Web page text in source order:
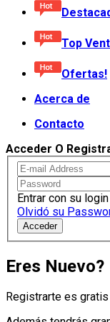
Top
Ofertas!
Acerca de
Contacto
Acceder O
Entrar con su
Olvidó su
Acceder
Eres Nuevo?
Registrarte es